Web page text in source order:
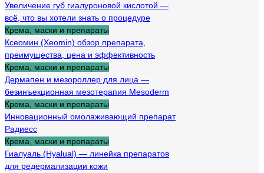
Увеличение губ гиалуроновой кислотой —
всё, что вы хотели знать о процедуре
Крема, маски и препараты
Ксеомин (Xeomin) обзор препарата,
преимущества, цена и эффективность
Крема, маски и препараты
Дермапен и мезороллер для лица —
безинъекционная мезотерапия Mesoderm
Крема, маски и препараты
Инновационный омолаживающий препарат
Радиесс
Крема, маски и препараты
Гиалуаль (Hyalual) — линейка препаратов
для редермализации кожи